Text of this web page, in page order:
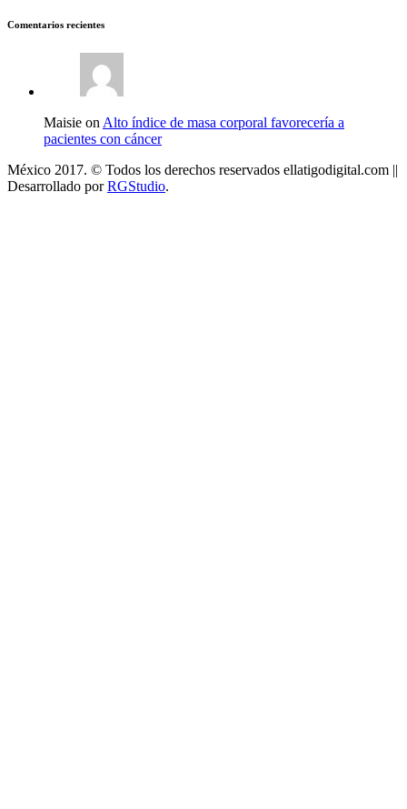
Comentarios recientes
Maisie on Alto índice de masa corporal favorecería a
pacientes con cáncer
México 2017. © Todos los derechos reservados ellatigodigital.com ||
Desarrollado porRGStudio.